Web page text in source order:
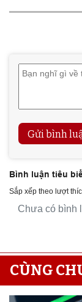
Gửi bình
Bình luận tiêu
Sắp xếp theo lượt
Chưa có bình
CÙNG